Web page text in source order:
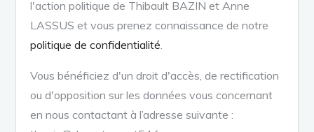
l'action politique de Thibault BAZIN et Anne
LASSUS et vous prenez connaissance de notre
politique de confidentialité
Vous bénéficiez d'un droit d'accès, de rectification
ou d'opposition sur les données vous concernant
en nous contactant à l’adresse suivante :